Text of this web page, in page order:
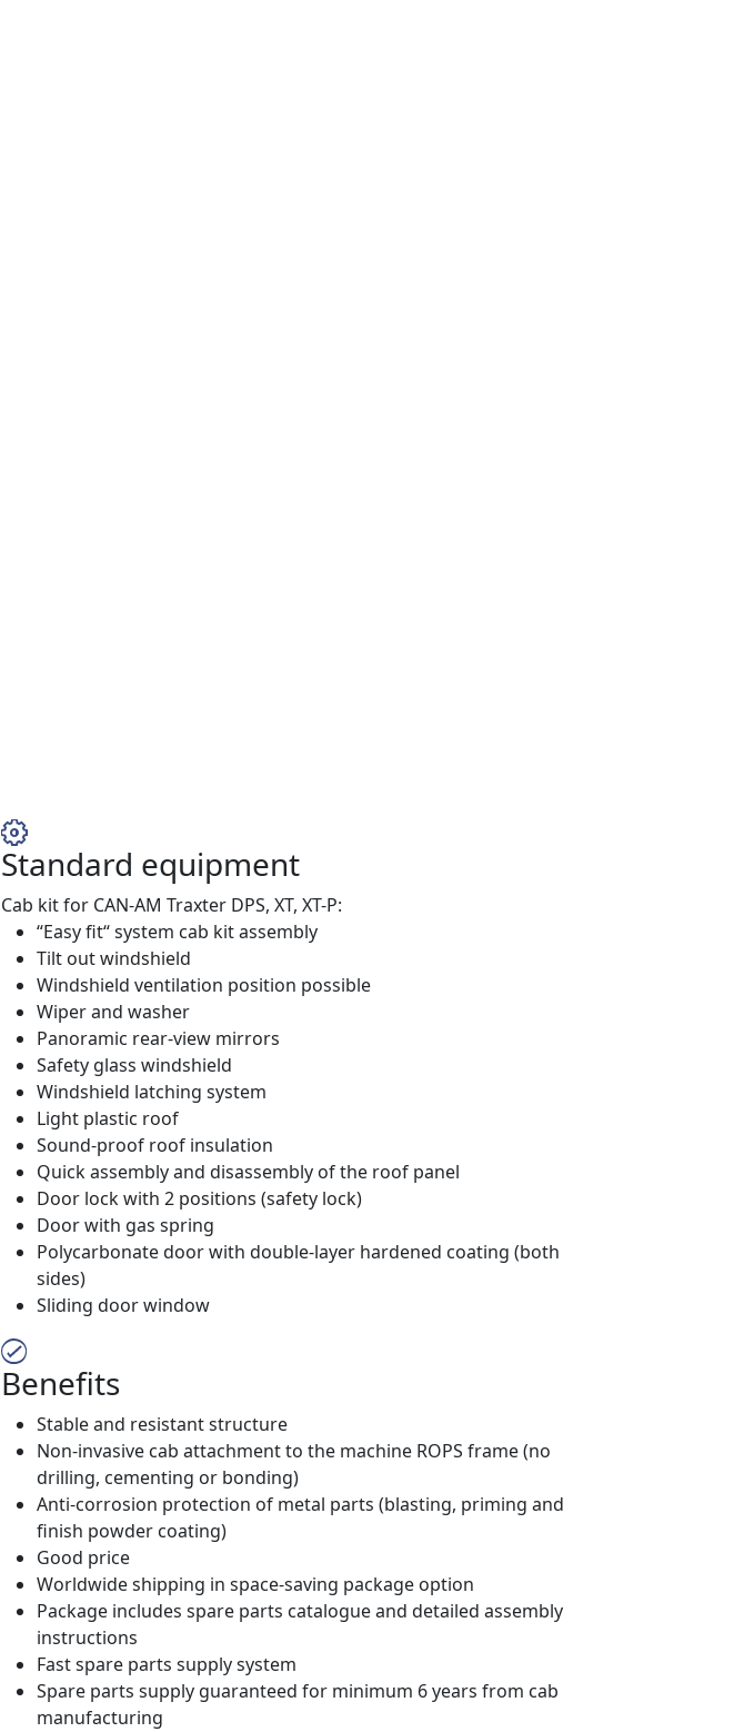
Standard equipment
Cab kit for CAN-AM Traxter DPS, XT, XT-P:
“Easy fit“ system cab kit assembly
Tilt out windshield
Windshield ventilation position possible
Wiper and washer
Panoramic rear-view mirrors
Safety glass windshield
Windshield latching system
Light plastic roof
Sound-proof roof insulation
Quick assembly and disassembly of the roof panel
Door lock with 2 positions (safety lock)
Door with gas spring
Polycarbonate door with double-layer hardened coating (both
sides)
Sliding door window
Benefits
Stable and resistant structure
Non-invasive cab attachment to the machine ROPS frame (no
drilling, cementing or bonding)
Anti-corrosion protection of metal parts (blasting, priming and
finish powder coating)
Good price
Worldwide shipping in space-saving package option
Package includes spare parts catalogue and detailed assembly
instructions
Fast spare parts supply system
Spare parts supply guaranteed for minimum 6 years from cab
manufacturing